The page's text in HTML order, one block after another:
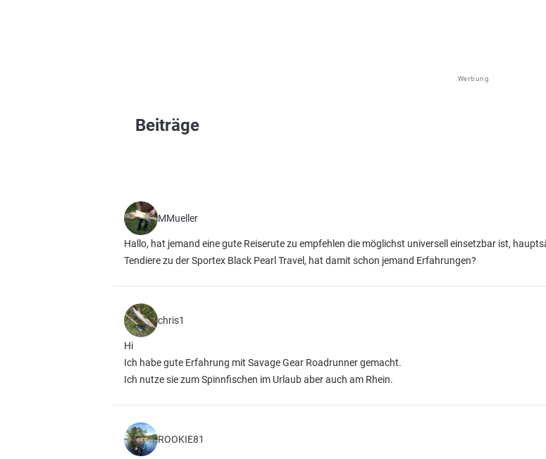
Werbung
Beiträge
MMueller
Hallo, hat jemand eine gute Reiserute zu empfehlen die möglichst universell einsetzbar ist,
Tendiere zu der Sportex Black Pearl Travel, hat damit schon jemand Erfahrungen?
chris1
Hi
Ich habe gute Erfahrung mit Savage Gear Roadrunner gemacht.
Ich nutze sie zum Spinnfischen im Urlaub aber auch am Rhein.
ROOKIE81